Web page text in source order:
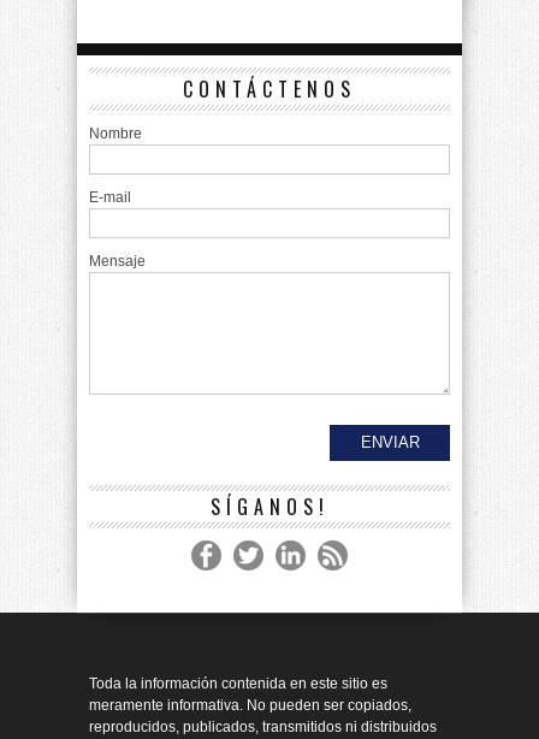
CONTÁCTENOS
Nombre
E-mail
Mensaje
SÍGANOS!
Toda la información contenida en este sitio es
meramente informativa. No pueden ser copiados,
reproducidos, publicados, transmitidos ni distribuidos